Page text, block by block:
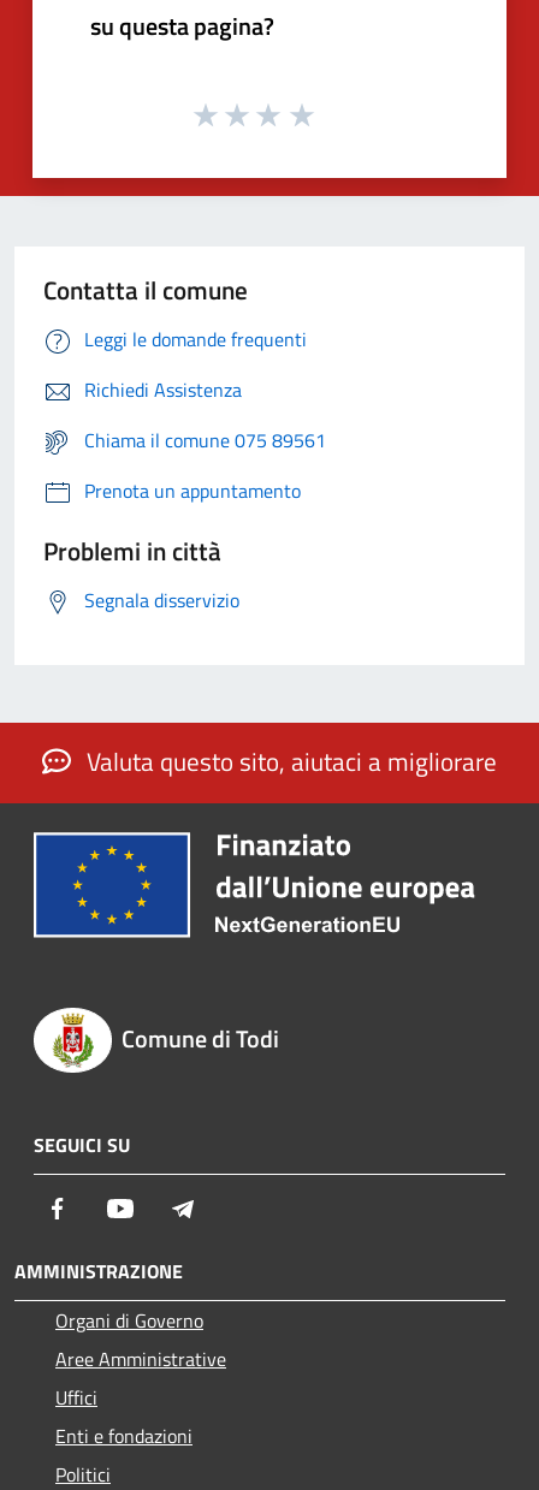
su questa pagina?
Contatta il comune
Leggi le domande frequenti
Richiedi Assistenza
Chiama il comune 075 89561
Prenota un appuntamento
Problemi in città
Segnala disservizio
Valuta questo sito, aiutaci a migliorare
Comune di Todi
SEGUICI SU
Facebook Youtube
AMMINISTRAZIONE
Organi di Governo
Aree Amministrative
Uffici
Enti e fondazioni
Politici